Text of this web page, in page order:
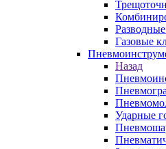
Газовые
Назад
Ударные